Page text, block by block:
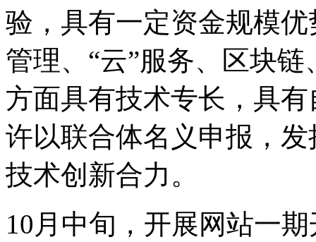
验，具有一定资金规模
管理、“云”服务、区块
方面具有技术专长，具
许以联合体名义申报，
技术创新合力。
10月中旬，开展网站一